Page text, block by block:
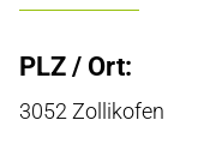
PLZ / Ort:
3052 Zollikofen